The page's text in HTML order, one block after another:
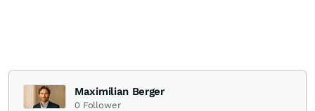
Maximilian Berger
0 Follower